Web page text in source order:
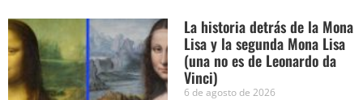
La historia detrás de la Mona
Lisa y la segunda Mona Lisa
(una no es de Leonardo da
Vinci)
6 de agosto de 2026